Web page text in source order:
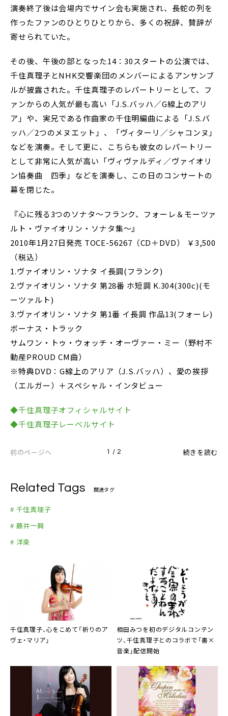
演奏終了後は会場内でサイン会も実施され、長蛇の列を
作ったファンのひとりひとりから、多くの祝辞、賛辞が
寄せられていた。
その後、午後の部となった14：30スタートの公演では、
千住真理子とNHK交響楽団のメンバーによるアンサンブ
ルが披露された。千住真理子のレパートリーとして、フ
ァンからの人気が最も高い「J.S.バッハ／G線上のアリ
ア」や、実兄である作曲家の千住明編曲による「J.S.バ
ッハ／2つのメヌエット」、「ヴィターリ／シャコンヌ」
などを演奏。そして更に、こちらも彼女のレパートリー
として非常に人気が高い「ヴィヴァルディ／ヴァイオリ
ン協奏曲 四季」などを演奏し、この日のコンサートの
幕を閉じた。
『心に残る3つのソナタ～フランク、フォーレ＆モーツァ
ルト・ヴァイオリン・ソナタ集～』
2010年1月27日発売 TOCE-56267（CD＋DVD） ￥3,500
（税込）
1.ヴァイオリン・ソナタ イ長調(フランク)
2.ヴァイオリン・ソナタ 第28番 ホ短調 K.304(300c)(モ
ーツァルト)
3.ヴァイオリン・ソナタ 第1番 イ長調 作品13(フォーレ)
ボーナス・トラック
サムワン・トゥ・ウォッチ・オーヴァー・ミー（野村不
動産PROUD CM曲）
※特典DVD：G線上のアリア（J.S.バッハ）、愛の挨拶
（エルガー）＋スペシャル・インタビュー
◆千住真理子オフィシャルサイト
◆千住真理子レーベルサイト
前のページへ 1 / 2 続きを読む
Related Tags 関連タグ
# 千住真理子
# 藤井一興
# 洋楽
千住真理子、心をこめて「祈りのア
ヴェ・マリア」
相田みつを初のデジタルコンテン
ツ、 千住真理子とのコラボで「書×
音楽」配信開始